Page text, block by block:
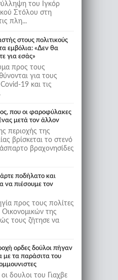
του Ιγκόρ
Στόλου στη
πλη...
στους πολιτικούς
εμβόλια: «Δεν θα
για εσάς»
προς τους
για τους
19 και τις
που οι φαροφύλακες
μετά τον άλλον
περιοχής της
βρίσκεται το στενό
βραχονησίδες
ποδήλατο και
να πιέσουμε τον
προς τους πολίτες
της
τους ζήτησε να
ορδες δούλοι πήγαν
τα παράσιτα του
δουλοι του Γιαχβε